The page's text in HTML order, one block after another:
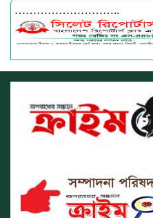
………………………..